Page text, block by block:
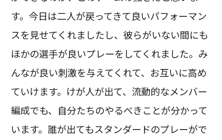
す。今日は二人が戻ってきて良いパフォーマン
スを見せてくれましたし、彼らがいない間にも
ほかの選手が良いプレーをしてくれました。み
んなが良い刺激を与えてくれて、お互いに高め
ていけます。けが人が出て、流動的なメンバー
編成でも、自分たちのやるべきことが分かって
います。誰が出てもスタンダードのプレーがで